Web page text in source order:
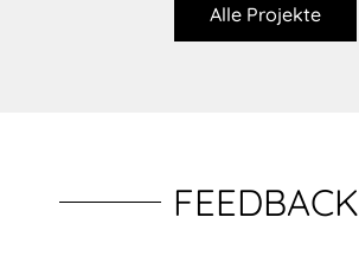
Alle Projekte
FEEDBACK